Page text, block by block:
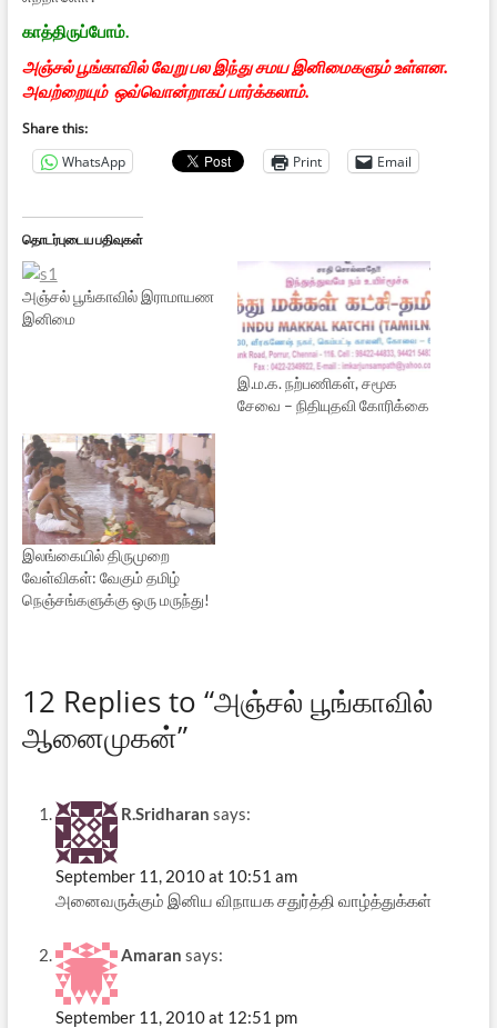
காத்திருப்போம்.
அஞ்சல் பூங்காவில் வேறு பல இந்து சமய இனிமைகளும் உள்ளன.
அவற்றையும் ஒவ்வொன்றாகப் பார்க்கலாம்.
Share this:
WhatsApp
Print Email
தொடர்புடைய பதிவுகள்
அஞ்சல் பூங்காவில் இராமாயண
இனிமை
இ.ம.க. நற்பணிகள், சமூக
சேவை – நிதியுதவி கோரிக்கை
இலங்கையில் திருமுறை
வேள்விகள்: வேகும் தமிழ்
நெஞ்சங்களுக்கு ஒரு மருந்து!
12 Replies to “அஞ்சல் பூங்காவில்
ஆனைமுகன்”
R.Sridharan says:
September 11, 2010 at 10:51 am
அனைவருக்கும் இனிய விநாயக சதுர்த்தி வாழ்த்துக்கள்
Amaran says:
September 11, 2010 at 12:51 pm